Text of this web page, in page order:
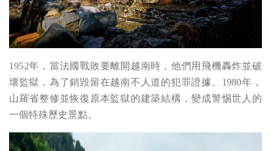
1952年，當法國戰敗要離開越南時，他們用飛機轟炸並破
壞監獄，為了銷毀留在越南不人道的犯罪證據。1980年，
山羅省整修並恢復原本監獄的建築結構，變成警惕世人的
一個特殊歷史景點。